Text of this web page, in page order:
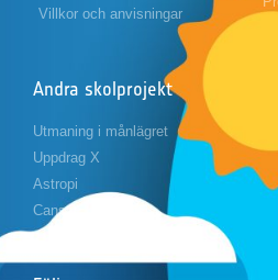
Villkor och anvisningar
Andra skolprojekt
Utmaning i månlägret
Uppdrag X
Astropi
Cansat